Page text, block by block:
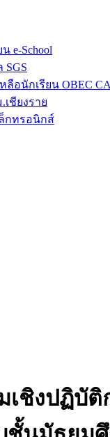
e-School
SGS
อนักเรียน OBEC
เชียงราย
ล็กทรอนิกส์
เชิงปฏิบั